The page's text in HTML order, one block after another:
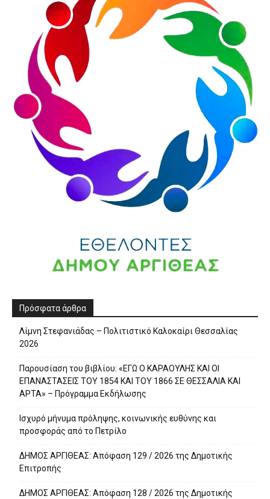
Πρόσφατα άρθρα
Λίμνη Στεφανιάδας – Πολιτιστικό Καλοκαίρι Θεσσαλίας
2026
Παρουσίαση του βιβλίου: «ΕΓΩ Ο ΚΑΡΑΟΥΛΗΣ ΚΑΙ ΟΙ
ΕΠΑΝΑΣΤΑΣΕΙΣ ΤΟΥ 1854 ΚΑΙ ΤΟΥ 1866 ΣΕ ΘΕΣΣΑΛΙΑ ΚΑΙ
ΑΡΤΑ» – Πρόγραμμα Εκδήλωσης
Ισχυρό μήνυμα πρόληψης, κοινωνικής ευθύνης και
προσφοράς από το Πετρίλο
ΔΗΜΟΣ ΑΡΓΙΘΕΑΣ: Απόφαση 129 / 2026 της Δημοτικής
Επιτροπής
ΔΗΜΟΣ ΑΡΓΙΘΕΑΣ: Απόφαση 128 / 2026 της Δημοτικής